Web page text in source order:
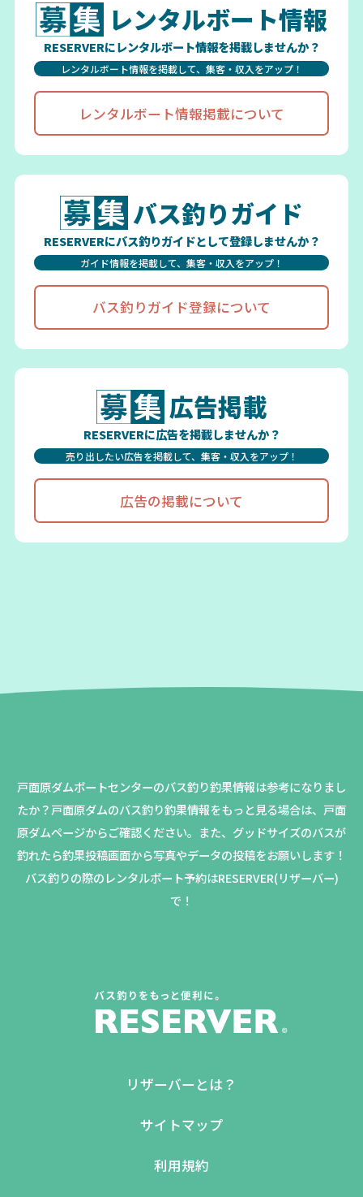
レンタルボート情報
RESERVERにレンタルボート情報を掲載しませんか？
レンタルボート情報を掲載して、集客・収入をアップ！
レンタルボート情報掲載について
バス釣りガイド
RESERVERにバス釣りガイドとして登録しませんか？
ガイド情報を掲載して、集客・収入をアップ！
バス釣りガイド登録について
広告掲載
RESERVERに広告を掲載しませんか？
売り出したい広告を掲載して、集客・収入をアップ！
広告の掲載について
戸面原ダムボートセンターのバス釣り釣果情報は参考になりまし
たか？戸面原ダムのバス釣り釣果情報をもっと見る場合は、戸面
原ダムページからご確認ください。 また、グッドサイズのバスが
釣れたら釣果投稿画面から写真やデータの投稿をお願いします！
バス釣りの際のレンタルボート予約はRESERVER(リザーバー)
で！
リザーバーとは？
サイトマップ
利用規約